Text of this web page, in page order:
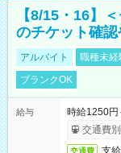
【8/15・16】
のチケット確
アルバイト 職種未経
ブランクOK
給与
時給1250円
交通費
交通費 支